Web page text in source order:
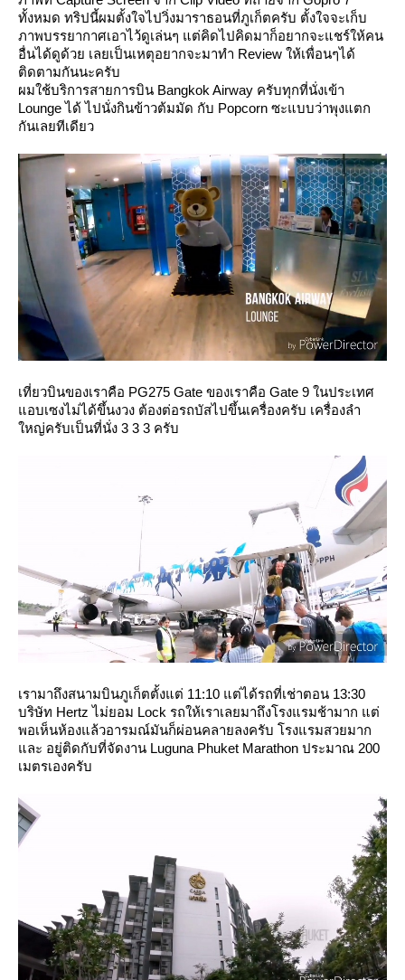
ทั้งหมด ทริปนี้ผมตั้งใจไปวิ่งมาราธอนที่ภูเก็ตครับ ตั้งใจจะเก็บ
ภาพบรรยากาศเอาไว้ดูเล่นๆ แต่คิดไปคิดมาก็อยากจะแชร์ให้คน
อื่นได้ดูด้วย เลยเป็นเหตุอยากจะมาทำ Review ให้เพื่อนๆได้
ติดตามกันนะครับ
ผมใช้บริการสายการบิน Bangkok Airway ครับทุกที่นั่งเข้า
Lounge ได้ ไปนั่งกินข้าวต้มมัด กับ Popcorn ซะแบบว่าพุงแตก
กันเลยทีเดียว
เที่ยวบินของเราคือ PG275 Gate ของเราคือ Gate 9 ในประเทศ
อบเซงไม่ได้ขึ้นงวง ต้องต่อรถบัสไปขึ้นเครื่องครับ เครื่องลำ
หญ่ครับเป็นที่นั่ง 3 3 3 ครับ
เรามาถึงสนามบินภูเก็ตตั้งแต่ 11:10 แต่ได้รถที่เช่าตอน 13:30
บริษัท Hertz ไม่ยอม Lock รถให้เราเลยมาถึงโรงแรมช้ามาก แต่
พอเห็นห้องแล้วอารมณ์มันก็ผ่อนคลายลงครับ โรงแรมสวยมาก
ละ อยู่ติดกับที่จัดงาน Luguna Phuket Marathon ประมาณ 200
เมตรเองครับ